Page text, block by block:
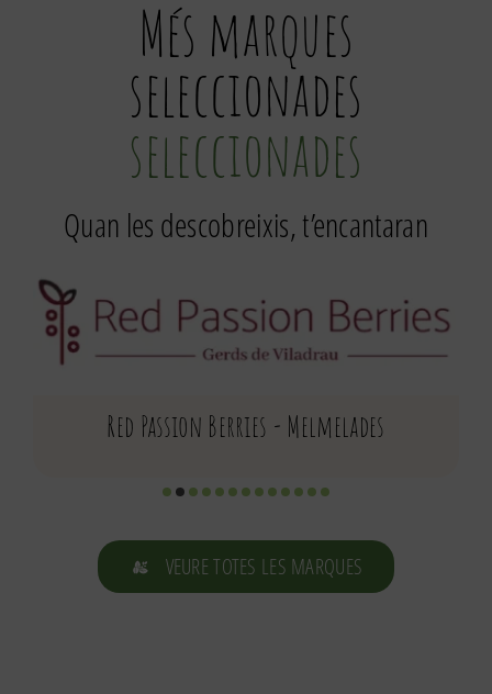
Més marques
seleccionades
seleccionades
Quan les descobreixis, t’encantaran
Red Passion Berries - Melmelades
VEURE TOTES LES MARQUES